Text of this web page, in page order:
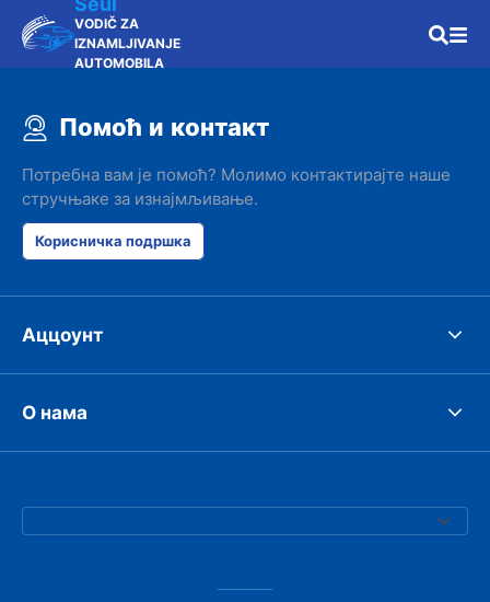
VODIČ ZA
IZNAMLJIVANJE
AUTOMOBILA
Помоћ и контакт
Потребна вам је помоћ? Молимо контактирајте наше
стручњаке за изнајмљивање.
Корисничка подршка
Аццоунт
О нама